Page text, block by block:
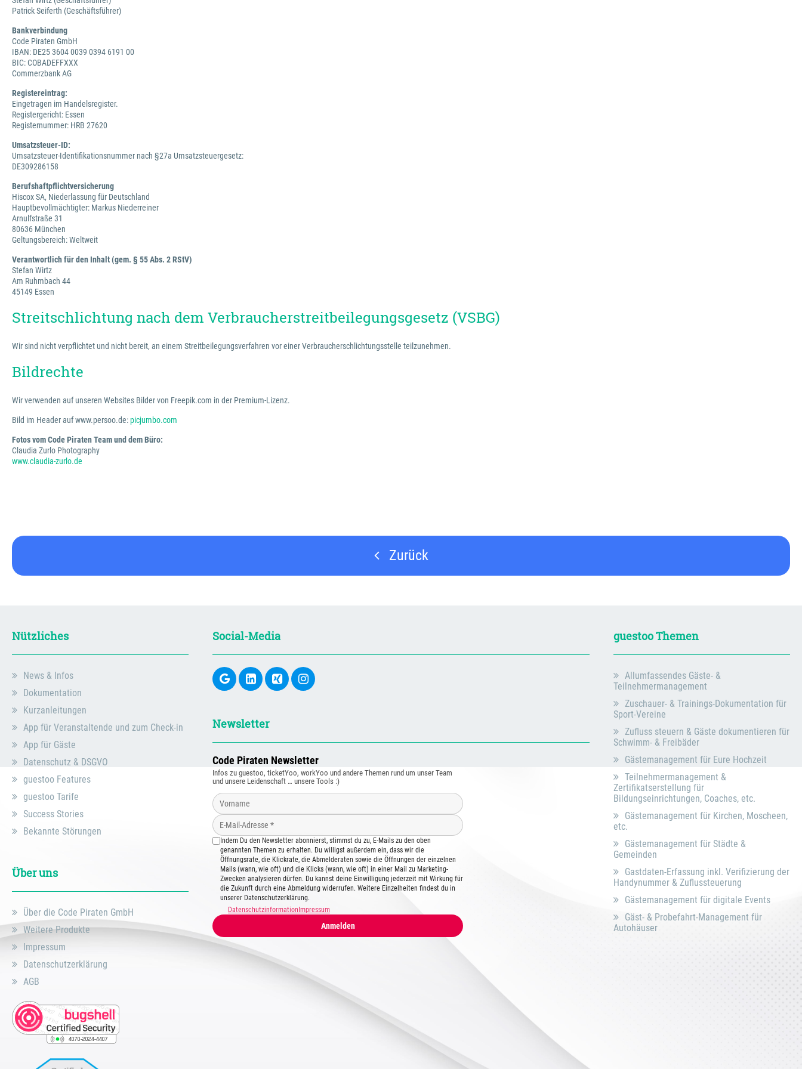
Patrick Seiferth (Geschäftsführer)
Bankverbindung
Code Piraten GmbH
IBAN: DE25 3604 0039 0394 6191 00
BIC: COBADEFFXXX
Commerzbank AG
Registereintrag:
Eingetragen im Handelsregister.
Registergericht: Essen
Registernummer: HRB 27620
Umsatzsteuer-ID:
Umsatzsteuer-Identifikationsnummer nach §27a Umsatzsteuergesetz:
DE309286158
Berufshaftpflichtversicherung
Hiscox SA, Niederlassung für Deutschland
Hauptbevollmächtigter: Markus Niederreiner
Arnulfstraße 31
80636 München
Geltungsbereich: Weltweit
Verantwortlich für den Inhalt (gem. § 55 Abs. 2 RStV)
Stefan Wirtz
Am Ruhmbach 44
45149 Essen
Streitschlichtung nach dem Verbraucherstreitbeilegungsgesetz (VSBG)
Wir sind nicht verpflichtet und nicht bereit, an einem Streitbeilegungsverfahren vor einer Verbraucherschlichtungsstelle teilzunehmen.
Bildrechte
Wir verwenden auf unseren Websites Bilder von Freepik.com in der Premium-Lizenz.
Bild im Header auf www.persoo.de:picjumbo.com
Fotos vom Code Piraten Team und dem Büro:
Claudia Zurlo Photography
www.claudia-zurlo.de
Zurück
Nützliches
News & Infos
Dokumentation
Kurzanleitungen
App für Veranstaltende und zum Check-in
App für Gäste
Datenschutz & DSGVO
guestoo Features
guestoo Tarife
Success Stories
Bekannte Störungen
Über uns
Über die Code Piraten GmbH
Weitere Produkte
Impressum
Datenschutzerklärung
AGB
Social-Media
Newsletter
Code Piraten Newsletter
Infos zu guestoo, ticketYoo, workYoo und andere Themen rund um unser Team
und unsere Leidenschaft … unsere Tools :)
Indem Du den Newsletter abonnierst, stimmst du zu, E-Mails zu den oben
genannten Themen zu erhalten. Du willigst außerdem ein, dass wir die
Öffnungsrate, die Klickrate, die Abmelderaten sowie die Öffnungen der einzelnen
Mails (wann, wie oft) und die Klicks (wann, wie oft) in einer Mail zu Marketing-
Zwecken analysieren dürfen. Du kannst deine Einwilligung jederzeit mit Wirkung für
die Zukunft durch eine Abmeldung widerrufen. Weitere Einzelheiten findest du in
unserer Datenschutzerklärung.
Datenschutzinformation Impressum
Anmelden
guestoo Themen
Allumfassendes Gäste- &
Teilnehmermanagement
Zuschauer- & Trainings-Dokumentation für
Sport-Vereine
Zufluss steuern & Gäste dokumentieren für
Schwimm- & Freibäder
Gästemanagement für Eure Hochzeit
Teilnehmermanagement &
Zertifikatserstellung für
Bildungseinrichtungen, Coaches, etc.
Gästemanagement für Kirchen, Moscheen,
etc.
Gästemanagement für Städte &
Gemeinden
Gastdaten-Erfassung inkl. Verifizierung der
Handynummer & Zuflussteuerung
Gästemanagement für digitale Events
Gäst- & Probefahrt-Management für
Autohäuser